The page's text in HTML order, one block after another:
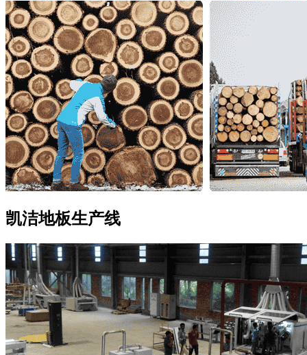
凯洁地板生产线